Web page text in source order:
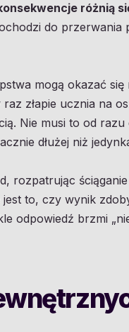
różnią
do przerwania
mogą okazać się
złapie ucznia na
Nie musi to od
dłużej niż
rozpatrując
jest to, czy wynik
odpowiedź brzmi